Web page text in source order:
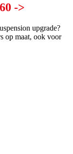
->
upgrade?
op maat, ook voor